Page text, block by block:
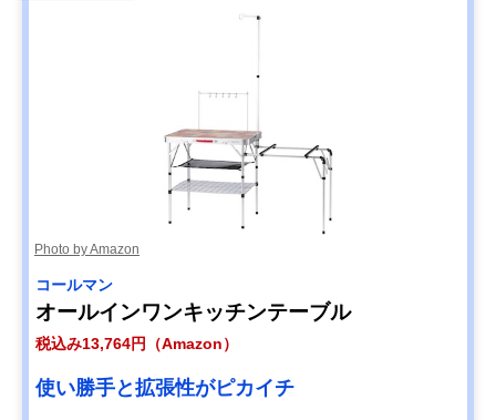
Photo by Amazon
コールマン
オールインワンキッチンテーブル
税込み13,764円（Amazon）
使い勝手と拡張性がピカイチ